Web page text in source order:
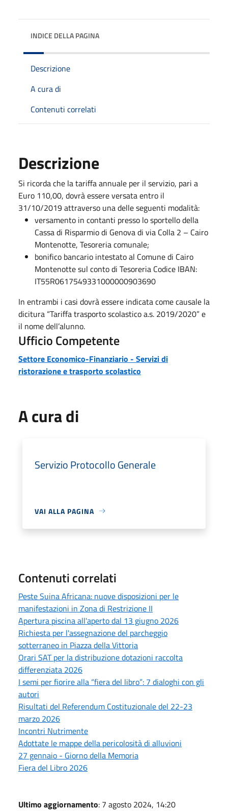
INDICE DELLA PAGINA
Descrizione
A cura di
Contenuti correlati
Descrizione
Si ricorda che la tariffa annuale per il servizio, pari a
Euro 110,00, dovrà essere versata entro il
31/10/2019 attraverso una delle seguenti modalità:
versamento in contanti presso lo sportello della
Cassa di Risparmio di Genova di via Colla 2 – Cairo
Montenotte, Tesoreria comunale;
bonifico bancario intestato al Comune di Cairo
Montenotte sul conto di Tesoreria Codice IBAN:
IT55R0617549331000000903690
In entrambi i casi dovrà essere indicata come causale la
dicitura “Tariffa trasporto scolastico a.s. 2019/2020” e
il nome dell’alunno.
Ufficio Competente
Settore Economico-Finanziario - Servizi di
ristorazione e trasporto scolastico
A cura di
Servizio Protocollo Generale
VAI ALLA PAGINA
Contenuti correlati
Peste Suina Africana: nuove disposizioni per le
manifestazioni in Zona di Restrizione II
Apertura piscina all'aperto dal 13 giugno 2026
Richiesta per l'assegnazione del parcheggio
sotterraneo in Piazza della Vittoria
Orari SAT per la distribuzione dotazioni raccolta
differenziata 2026
I semi per fiorire alla “fiera del libro”: 7 dialoghi con gli
autori
Risultati del Referendum Costituzionale del 22-23
marzo 2026
Incontri Nutrimente
Adottate le mappe della pericolosità di alluvioni
27 gennaio - Giorno della Memoria
Fiera del Libro 2026
Ultimo aggiornamento: 7 agosto 2024, 14:20